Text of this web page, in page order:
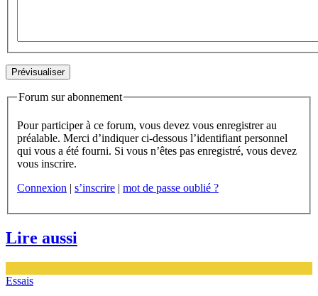
Forum sur abonnement
Pour participer à ce forum, vous devez vous enregistrer au
préalable. Merci d’indiquer ci-dessous l’identifiant personnel
qui vous a été fourni. Si vous n’êtes pas enregistré, vous devez
vous inscrire.
Connexion | s’inscrire | mot de passe oublié ?
Lire aussi
Essais